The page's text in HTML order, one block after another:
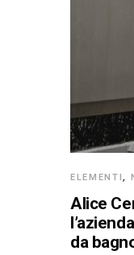
ELEMENTI,
Alice
da